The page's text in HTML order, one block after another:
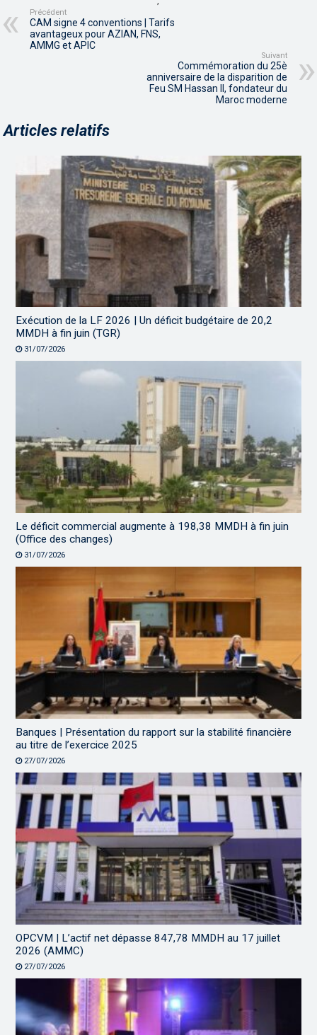
Précédent
CAM signe 4 conventions | Tarifs
avantageux pour AZIAN, FNS,
AMMG et APIC
Suivant
Commémoration du 25è
anniversaire de la disparition de
Feu SM Hassan II, fondateur du
Maroc moderne
Articles relatifs
Exécution de la LF 2026 | Un déficit budgétaire de 20,2
MMDH à fin juin (TGR)
31/07/2026
Le déficit commercial augmente à 198,38 MMDH à fin juin
(Office des changes)
31/07/2026
Banques | Présentation du rapport sur la stabilité financière
au titre de l’exercice 2025
27/07/2026
OPCVM | L’actif net dépasse 847,78 MMDH au 17 juillet
2026 (AMMC)
27/07/2026